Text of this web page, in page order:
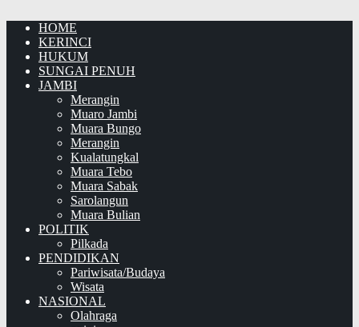
HOME
KERINCI
HUKUM
SUNGAI PENUH
JAMBI
Merangin
Muaro Jambi
Muara Bungo
Merangin
Kualatungkal
Muara Tebo
Muara Sabak
Sarolangun
Muara Bulian
POLITIK
Pilkada
PENDIDIKAN
Pariwisata/Budaya
Wisata
NASIONAL
Olahraga